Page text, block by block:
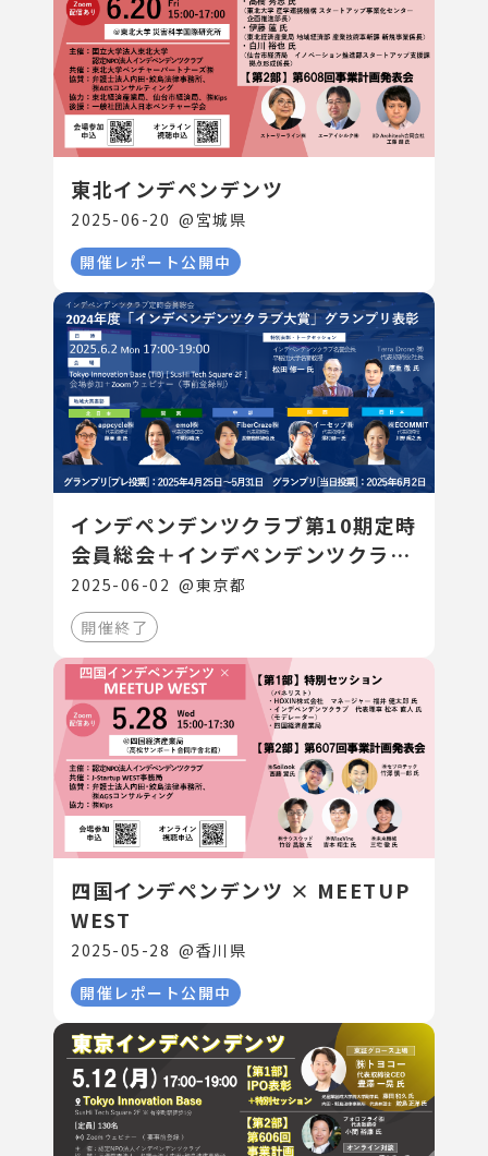
東北インデペンデンツ
2025-06-20 @ 宮城県
開催レポート公開中
インデペンデンツクラブ第10期定時
会員総会＋インデペンデンツクラブ
大賞表彰
2025-06-02 @東京都
開催終了
四国インデペンデンツ × MEETUP
WEST
2025-05-28 @香川県
開催レポート公開中